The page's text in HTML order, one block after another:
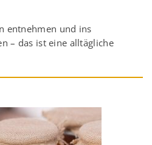
entnehmen und ins
– das ist eine alltägliche